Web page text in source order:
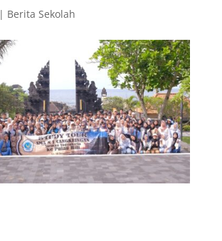
| Berita Sekolah